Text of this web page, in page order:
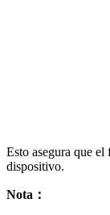
Esto asegura que
dispositivo.
Nota：